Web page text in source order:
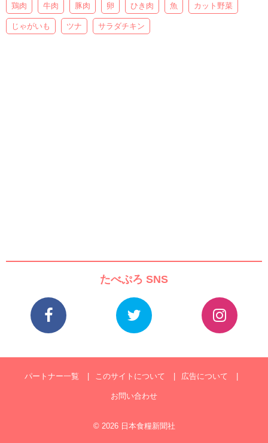
鶏肉 牛肉 豚肉 卵 ひき肉 魚 カット野菜
じゃがいも ツナ サラダチキン
たべぷろ SNS
パートナー一覧 このサイトについて 広告について
お問い合わせ
© 2026 日本食糧新聞社